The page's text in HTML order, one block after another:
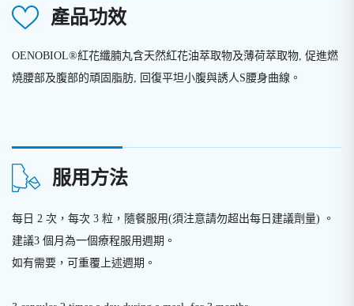
產品功效
OENOBIOL®紅花纖腩丸含天然紅花油萃取物及薄荷萃取物, 促進燃
燒腰部及腹部的頑固脂肪, 回復平坦小腹與誘人S腰身曲線。
服用方法
每日 2 次，每次 3 粒，隨餐服用(須注意請勿超出每日建議劑量) 。
建議3 個月為一個療程服用週期。
如有需要，可重覆上述週期。